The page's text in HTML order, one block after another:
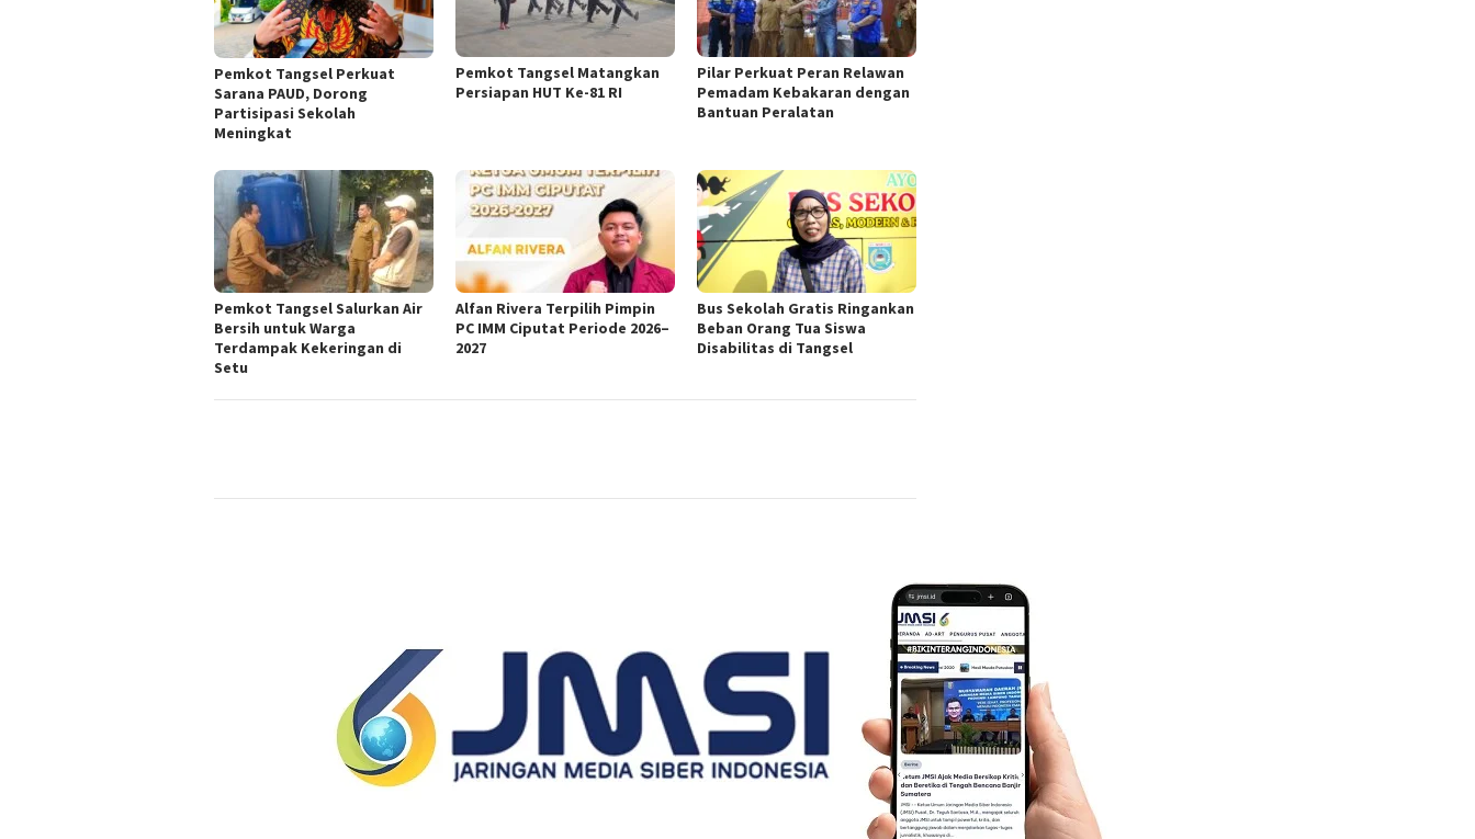
Pemkot Tangsel Perkuat
Sarana PAUD, Dorong
Partisipasi Sekolah
Meningkat
Pemkot Tangsel Matangkan
Persiapan HUT Ke-81 RI
Pilar Perkuat Peran Relawan
Pemadam Kebakaran dengan
Bantuan Peralatan
Pemkot Tangsel Salurkan Air
Bersih untuk Warga
Terdampak Kekeringan di
Setu
Alfan Rivera Terpilih Pimpin
PC IMM Ciputat Periode 2026–
2027
Bus Sekolah Gratis Ringankan
Beban Orang Tua Siswa
Disabilitas di Tangsel